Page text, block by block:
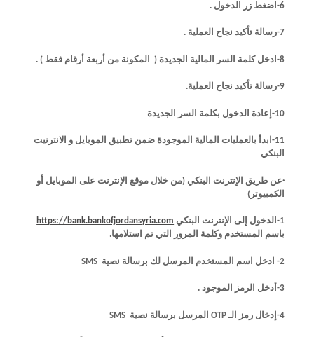
6-اضغط زر الدخول .
7-رسالة تأكيد نجاح العملية .
8-ادخل كلمة السر المالية الجديدة ( المكونة من أربعة أرقام فقط ) .
9-رسالة تأكيد نجاح العملية.
10-إعادة الدخول بكلمة السر الجديدة
11-ابدأ بالعمليات المالية الموجودة ضمن تطبيق الموبايل و الانترنيت
البنكي
·عن طريق الإنترنت البنكي (من خلال موقع الإنترنت على الموبايل أو
الكمبيوتر)
1-الدخول إلى الإنترنت البنكي https://bank.bankofjordansyria.com
باسم المستخدم وكلمة المرور التي تم استلامها.
2- ادخل اسم المستخدم المرسل لك برسالة نصية SMS
3-أدخل الرمز الموجود .
4-إدخال رمز الـ OTPالمرسل برسالة نصية SMS